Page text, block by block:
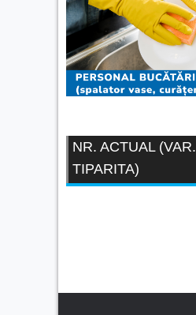
NR. ACTUAL (VAR.
TIPARITA)